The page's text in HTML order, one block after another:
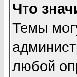
Что
Темы
любой